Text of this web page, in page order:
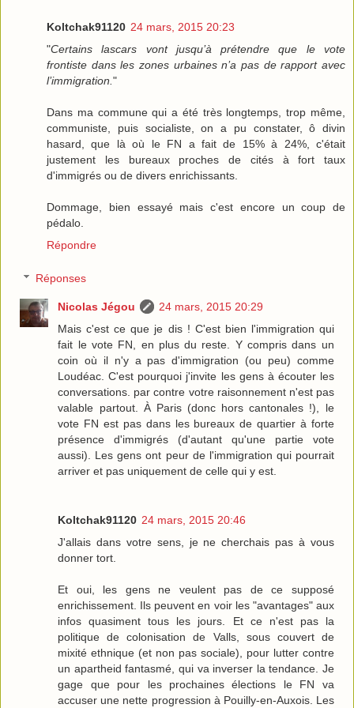
Koltchak91120 24 mars, 2015 20:23
"Certains lascars vont jusqu’à prétendre que le vote
frontiste dans les zones urbaines n’a pas de rapport avec
l’immigration."
Dans ma commune qui a été très longtemps, trop même,
communiste, puis socialiste, on a pu constater, ô divin
hasard, que là où le FN a fait de 15% à 24%, c'était
justement les bureaux proches de cités à fort taux
d'immigrés ou de divers enrichissants.
Dommage, bien essayé mais c'est encore un coup de
pédalo.
Répondre
Réponses
Nicolas Jégou
24 mars, 2015 20:29
Mais c'est ce que je dis ! C'est bien l'immigration qui
fait le vote FN, en plus du reste. Y compris dans un
coin où il n'y a pas d'immigration (ou peu) comme
Loudéac. C'est pourquoi j'invite les gens à écouter les
conversations. par contre votre raisonnement n'est pas
valable partout. À Paris (donc hors cantonales !), le
vote FN est pas dans les bureaux de quartier à forte
présence d'immigrés (d'autant qu'une partie vote
aussi). Les gens ont peur de l'immigration qui pourrait
arriver et pas uniquement de celle qui y est.
Koltchak91120 24 mars, 2015 20:46
J'allais dans votre sens, je ne cherchais pas à vous
donner tort.
Et oui, les gens ne veulent pas de ce supposé
enrichissement. Ils peuvent en voir les "avantages" aux
infos quasiment tous les jours. Et ce n'est pas la
politique de colonisation de Valls, sous couvert de
mixité ethnique (et non pas sociale), pour lutter contre
un apartheid fantasmé, qui va inverser la tendance. Je
gage que pour les prochaines élections le FN va
accuser une nette progression à Pouilly-en-Auxois. Les